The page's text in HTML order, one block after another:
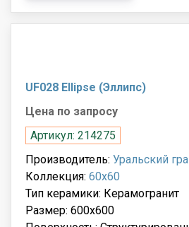
UF028 Ellipse (Эллипс)
Цена по запросу
Артикул: 214275
Производитель: Уральский
Коллекция: 60x60
Тип керамики: Керамогранит
Размер: 600x600